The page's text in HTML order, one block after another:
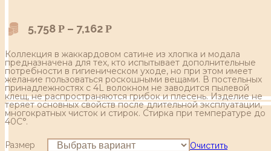
5,758 Р – 7,162 Р
Коллекция в жаккардовом сатине из хлопка и модала
предназначена для тех, кто испытывает дополнительные
потребности в гигиеническом уходе, но при этом имеет
желание пользоваться роскошными вещами. В постельных
принадлежностях с 4L волокном не заводится пылевой
клещ, не распространяются грибок и плесень. Изделие не
теряет основных свойств после длительной эксплуатации,
многократных чисток и стирок. Стирка при температуре до
40С°.
Размер Очистить